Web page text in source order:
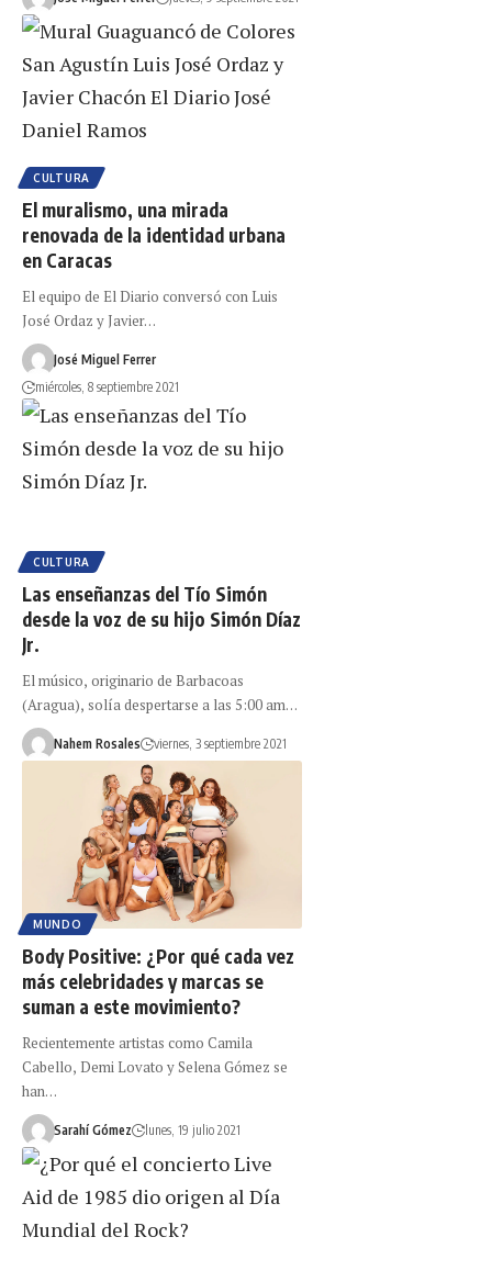
CULTURA
El muralismo, una mirada
renovada de la identidad urbana
en Caracas
El equipo de El Diario conversó con Luis
José Ordaz y Javier…
José Miguel Ferrer
miércoles, 8 septiembre 2021
CULTURA
Las enseñanzas del Tío Simón
desde la voz de su hijo Simón Díaz
Jr.
El músico, originario de Barbacoas
(Aragua), solía despertarse a las 5:00 am…
Nahem Rosales viernes, 3 septiembre 2021
MUNDO
Body Positive: ¿Por qué cada vez
más celebridades y marcas se
suman a este movimiento?
Recientemente artistas como Camila
Cabello, Demi Lovato y Selena Gómez se
han…
Sarahí Gómez lunes, 19 julio 2021